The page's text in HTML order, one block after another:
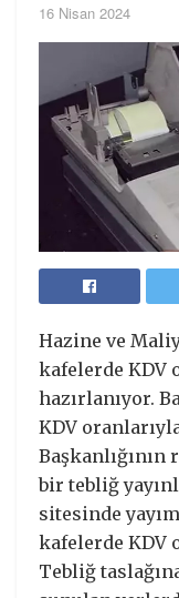
16 Nisan 2024
Hazine ve
kafelerde KDV
hazırlanıyor.
KDV
bir tebliğ
sitesinde
kafelerde KDV
Tebliğ